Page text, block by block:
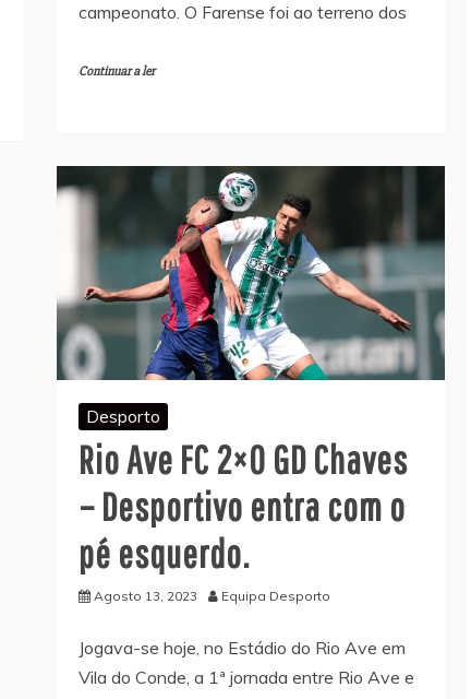
campeonato. O Farense foi ao terreno dos
Continuar a ler
Desporto
Rio Ave FC 2×0 GD Chaves
– Desportivo entra com o
pé esquerdo.
Agosto 13, 2023 Equipa Desporto
Jogava-se hoje, no Estádio do Rio Ave em
Vila do Conde, a 1ª jornada entre Rio Ave e